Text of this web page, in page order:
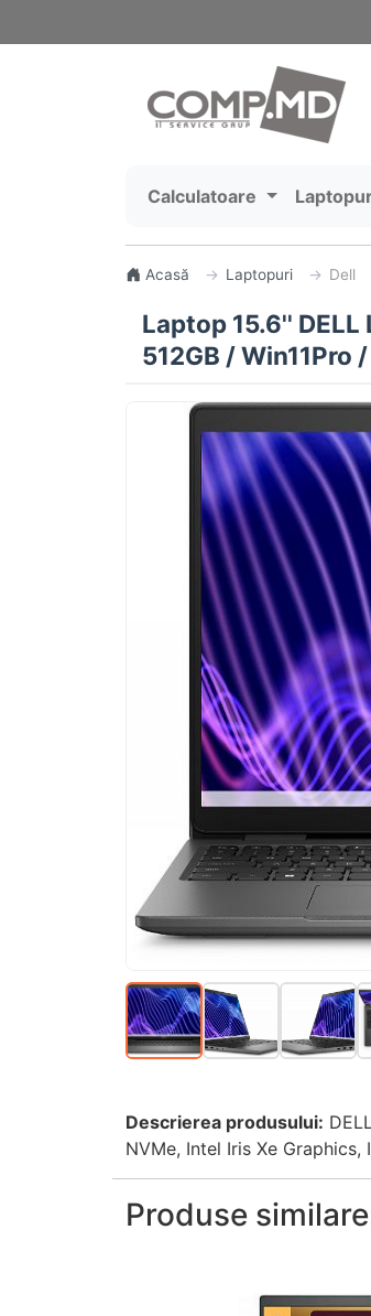
Calculatoare
Acasă Laptopuri Dell
Laptop 15.6''
512GB / Win11Pro
Descrierea produsului:
NVMe, Intel Iris Xe Graphics,
Produse